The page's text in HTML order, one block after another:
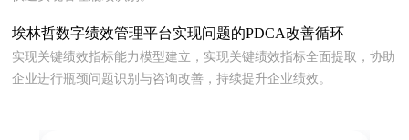
埃林哲数字绩效管理平台实现问题的PDCA改善循环
实现关键绩效指标能力模型建立，实现关键绩效指标全面提取，协助
企业进行瓶颈问题识别与咨询改善，持续提升企业绩效。